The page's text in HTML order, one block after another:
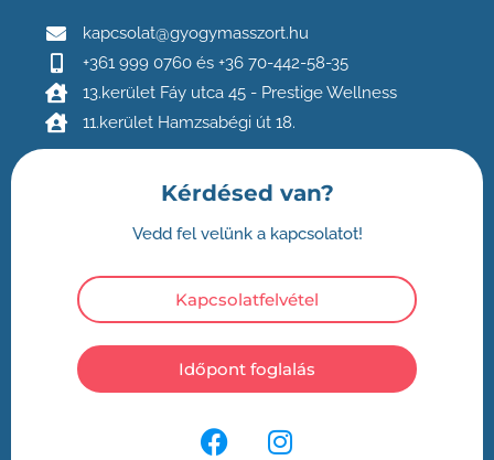
kapcsolat@gyogymasszort.hu
+361 999 0760 és +36 70-442-58-35
13.kerület Fáy utca 45 - Prestige Wellness
11.kerület Hamzsabégi út 18.
Kérdésed van?
Vedd fel velünk a kapcsolatot!
Kapcsolatfelvétel
Időpont foglalás